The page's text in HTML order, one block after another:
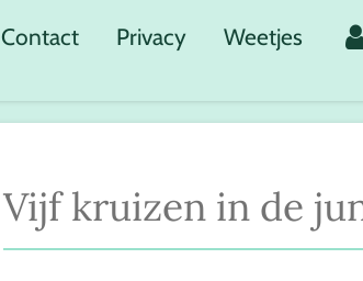
Contact Privacy Weetjes
Vijf kruizen in de